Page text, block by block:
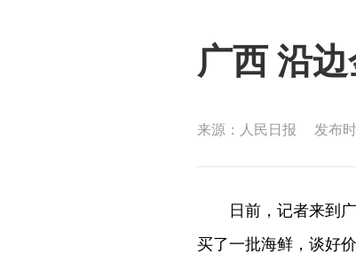
广西 沿
来源：人民日报 发布
日前，记者来到广
买了一批海鲜，谈好